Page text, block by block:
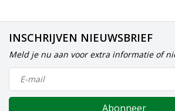
INSCHRIJVEN NIEUWSBRIEF
Meld je nu aan voor extra informatie of
Abonneer